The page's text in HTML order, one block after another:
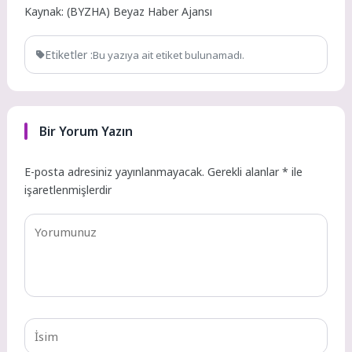
Kaynak: (BYZHA) Beyaz Haber Ajansı
Etiketler :Bu yazıya ait etiket bulunamadı.
Bir Yorum Yazın
E-posta adresiniz yayınlanmayacak. Gerekli alanlar* ile
işaretlenmişlerdir